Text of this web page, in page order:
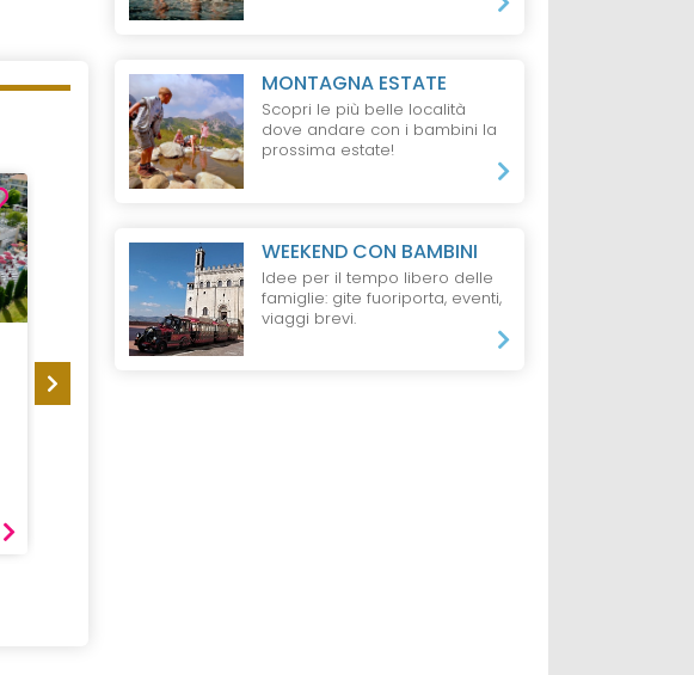
VENEZIA
Best Western Hotel
Tritone
MONTAGNA ESTATE
Scopri le più belle località
dove andare con i bambini la
prossima estate!
WEEKEND CON BAMBINI
Idee per il tempo libero delle
famiglie: gite fuoriporta, eventi,
viaggi brevi.